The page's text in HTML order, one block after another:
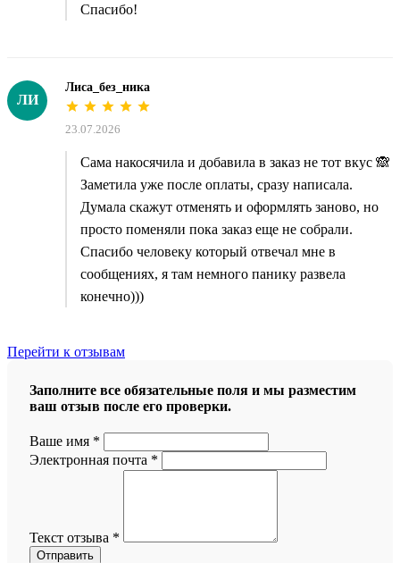
Спасибо!
ЛИ
Лиса_без_ника
23.07.2026
Сама накосячила и добавила в заказ не тот вкус 🙈
Заметила уже после оплаты, сразу написала.
Думала скажут отменять и оформлять заново, но
просто поменяли пока заказ еще не собрали.
Спасибо человеку который отвечал мне в
сообщениях, я там немного панику развела
конечно)))
Перейти к отзывам
Заполните все обязательные поля и мы разместим
ваш отзыв после его проверки.
Ваше имя *
Электронная почта *
Текст отзыва *
Отправить